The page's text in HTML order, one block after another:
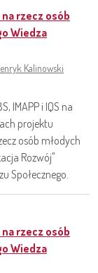
rzecz osób
Wiedza
Kalinowski
IMAPP i IQS na
projektu
osób młodych
Rozwój"
Społecznego.
rzecz osób
Wiedza